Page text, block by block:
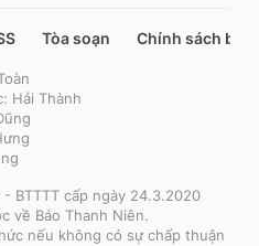
Tòa soạn Chính sách bảo
Hải Thành
BTTTT cấp ngày 24.3.2020
về Báo Thanh Niên.
nếu không có sự chấp thuận